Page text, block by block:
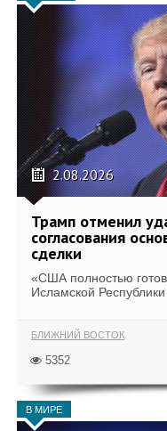
2.08.2026
Трамп отменил
согласования
сделки
«США полностью
Исламской Республики
БЛИЖНИЙ ВОСТОК
5352
В МИРЕ